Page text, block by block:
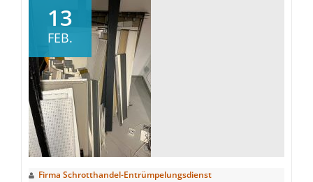
entsorgen:
Professionelle
Autoverwertung
für
eine
umweltfreundliche
Altmetallentsorgung
13
FEB.
Firma Schrotthandel-Entrümpelungsdienst